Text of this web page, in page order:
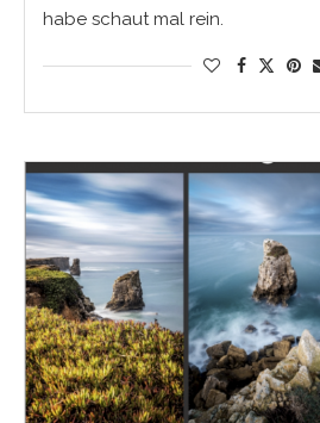
habe schaut mal rein.